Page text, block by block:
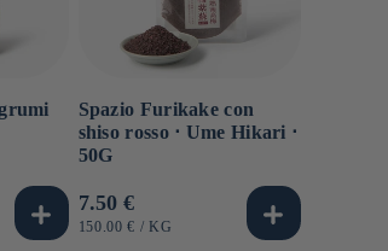
Spazio Furikake con
shiso rosso ⋅ Ume Hikari ⋅
50G
Prezzo
di
7.50 €
PREZZO
150.00 € / PER
KG